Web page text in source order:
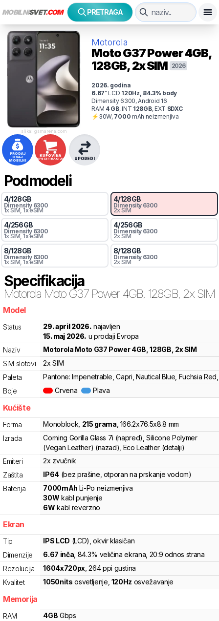
MOBILNISVET.COM PRETRAGA
slika: gsmarena.com
Motorola
Moto G37 Power4GB,
128GB, 2x SIM
2026
2026. godina
6.67" LCD 120Hz 84.3% body
Dimensity 6300, Android 16
RAM 4GB,INT 128GB,EXT SDXC
⚡ 30W, 7000 mAh neizmenjiva
PRODAJ
OVAJ
MOBILNI
KUPOVINA
SPECIFIKACIJA UPOREDI
Podmodeli
4/128GB
Dimensity 6300
1x SIM, 1x eSIM
4/128GB
Dimensity 6300
2x SIM
4/256GB
Dimensity 6300
1x SIM, 1x eSIM
4/256GB
Dimensity 6300
2x SIM
8/128GB
Dimensity 6300
1x SIM, 1x eSIM
8/128GB
Dimensity 6300
2x SIM
Specifikacija
Motorola Moto G37 Power 4GB, 128GB, 2x SIM
Model
Status 29. april 2026. najavljen
15. maj 2026. u prodaji Evropa
Naziv
Motorola Moto G37 Power 4GB, 128GB, 2x SIM
SIM slotovi
2x SIM
Paleta
Pantone: Impenetrable, Capri, Nautical Blue, Fuchsia Red,
Boje
Crvena Plava
Kućište
Forma Monoblock 215 grama 166.2x76.5x8.8 mm
Izrada
Corning Gorilla Glass 7i (napred), Silicone Polymer
(Vegan Leather) (nazad), Eco Leather (detalji)
Emiteri
2x zvučnik
Zaštita
IP64 (bez prašine, otporan na prskanje vodom)
Baterija
7000mAh Li-Po neizmenjiva
30W kabl punjenje
6W kabl reverzno
Ekran
Tip IPS LCD (LCD) , okvir klasičan
Dimenzije
6.67 inča , 84.3% veličina ekrana , 20:9 odnos strana
Rezolucija
1604x720px ,264ppi gustina
Kvalitet
1050nits osvetljenje 120Hz osvežavanje
Memorija
RAM 4GB Gbps